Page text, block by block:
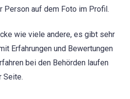
Person auf dem Foto im Profil.
wie viele andere, es gibt sehr
Erfahrungen und Bewertungen
bei den Behörden laufen
Seite.